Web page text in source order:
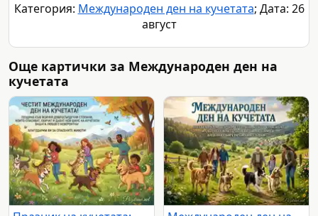
Категория: Международен ден на кучетата; Дата: 26
август
Още картички за Международен ден на
кучетата